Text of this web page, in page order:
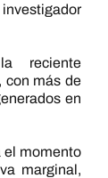
reciente
con más de
en
el momento
marginal,